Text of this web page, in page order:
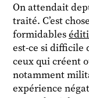
On attendait
traité. C’est
formidables
est-ce si difficile
ceux qui créent
notamment
expérience